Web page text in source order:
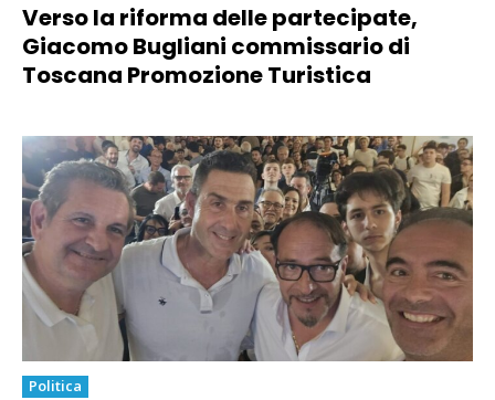
Verso la riforma delle partecipate,
Giacomo Bugliani commissario di
Toscana Promozione Turistica
Politica